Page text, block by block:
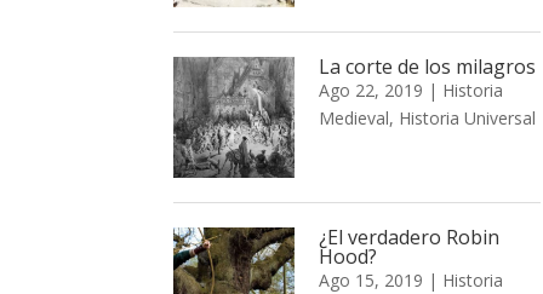
La corte de los milagros
Ago 22, 2019 | Historia
Medieval, Historia Universal
¿El verdadero Robin
Hood?
Ago 15, 2019 | Historia